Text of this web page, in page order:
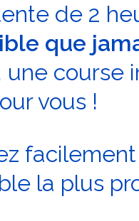
de 2
que
une course
vous !
facilement
la plus